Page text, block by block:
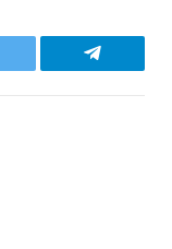
Telegram